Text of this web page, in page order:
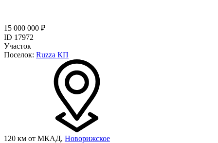
15 000 000 ₽
ID 17972
Участок
Поселок: Ruzza КП
120 км от МКАД, Новорижское